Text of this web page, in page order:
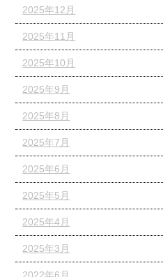
2025年12月
2025年11月
2025年10月
2025年9月
2025年8月
2025年7月
2025年6月
2025年5月
2025年4月
2025年3月
2022年6月